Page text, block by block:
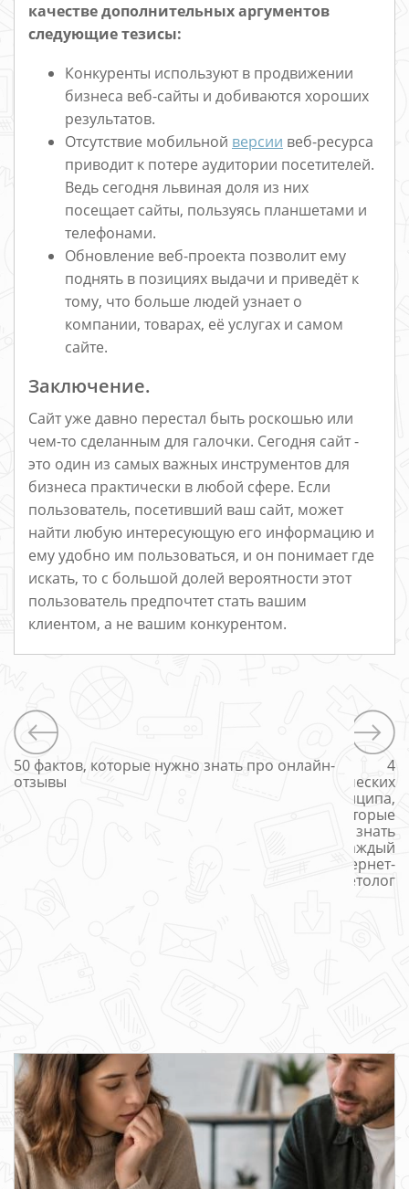
качестве дополнительных аргументов
следующие тезисы:
Конкуренты используют в продвижении
бизнеса веб-сайты и добиваются хороших
результатов.
Отсутствие мобильной версии веб-ресурса
приводит к потере аудитории посетителей.
Ведь сегодня львиная доля из них
посещает сайты, пользуясь планшетами и
телефонами.
Обновление веб-проекта позволит ему
поднять в позициях выдачи и приведёт к
тому, что больше людей узнает о
компании, товарах, её услугах и самом
сайте.
Заключение.
Сайт уже давно перестал быть роскошью или
чем-то сделанным для галочки. Сегодня сайт -
это один из самых важных инструментов для
бизнеса практически в любой сфере. Если
пользователь, посетивший ваш сайт, может
найти любую интересующую его информацию и
ему удобно им пользоваться, и он понимает где
искать, то с большой долей вероятности этот
пользователь предпочтет стать вашим
клиентом, а не вашим конкурентом.
50 фактов, которые нужно знать про онлайн-
отзывы
4
статистических
принципа,
которые
должен знать
каждый
интернет-
маркетолог